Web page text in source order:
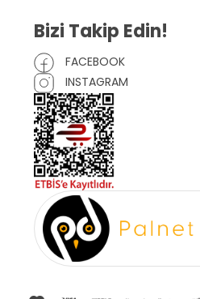
Bizi Takip Edin!
FACEBOOK
INSTAGRAM